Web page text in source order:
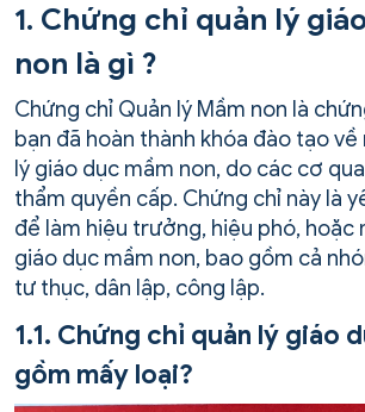
1. Chứng chỉ quản lý
non là gì ?
Chứng chỉ Quản lý Mầm non là
bạn đã hoàn thành khóa đào tạo về
lý giáo dục mầm non, do các cơ
thẩm quyền cấp. Chứng chỉ này là
để làm hiệu trưởng, hiệu phó, hoặc
giáo dục mầm non, bao gồm cả
tư thục, dân lập, công lập.
1.1. Chứng chỉ quản lý giáo
gồm mấy loại?